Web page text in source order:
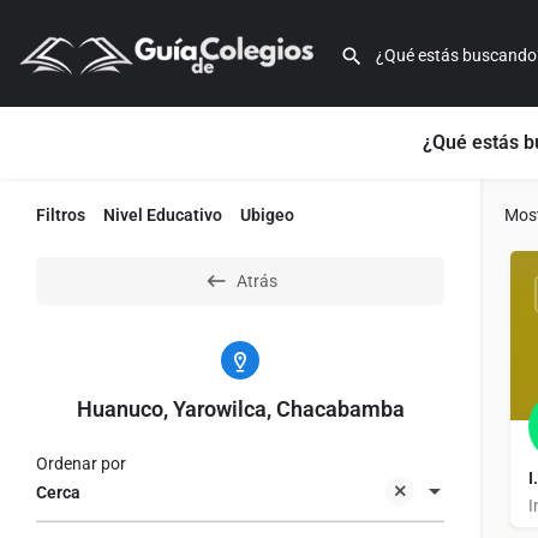
¿Qué estás
Filtros Nivel Educativo Ubigeo
Atrás
Huanuco, Yarowilca, Chacabamba
Cerca
Ordenar por